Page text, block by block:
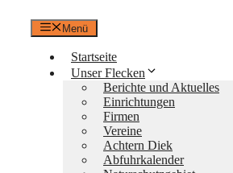
Menü
Startseite
Unser Flecken
Berichte und Aktuelles
Einrichtungen
Firmen
Vereine
Achtern Diek
Abfuhrkalender